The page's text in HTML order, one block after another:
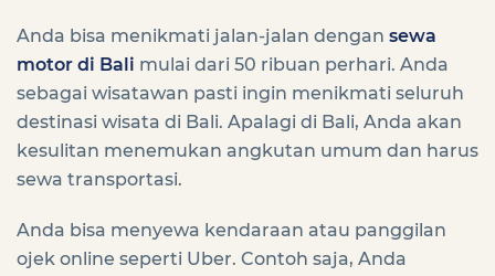
Anda bisa menikmati jalan-jalan dengan sewa
motor di Bali mulai dari 50 ribuan perhari. Anda
sebagai wisatawan pasti ingin menikmati seluruh
destinasi wisata di Bali. Apalagi di Bali, Anda akan
kesulitan menemukan angkutan umum dan harus
sewa transportasi.
Anda bisa menyewa kendaraan atau panggilan
ojek online seperti Uber. Contoh saja, Anda